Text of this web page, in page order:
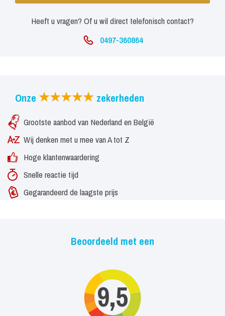
Heeft u vragen? Of u wil direct telefonisch contact?
0497-360864
Onze zekerheden
Grootste aanbod van Nederland en België
Wij denken met u mee van A tot Z
Hoge klantenwaardering
Snelle reactie tijd
Gegarandeerd de laagste prijs
Beoordeeld met een
9,5